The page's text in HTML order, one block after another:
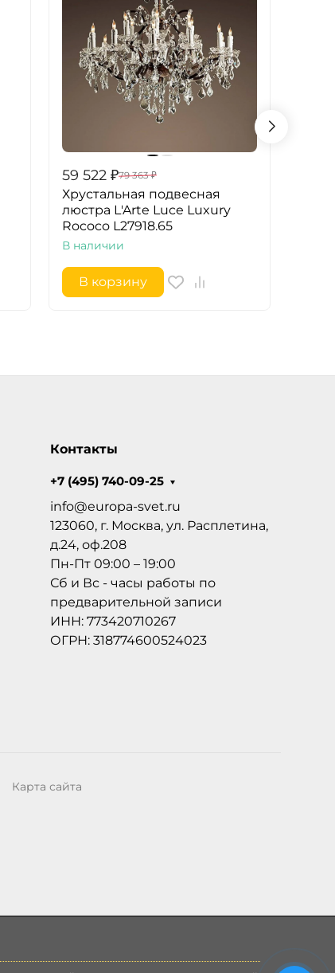
59 522 ₽79 363 ₽
Хрустальная подвесная
люстра L'Arte Luce Luxury
Rococo L27918.65
В наличии
В корзину
Контакты
+7 (495) 740-09-25
info@europa-svet.ru
123060, г. Москва, ул. Расплетина,
д.24, оф.208
Пн-Пт 09:00 – 19:00
Сб и Вс - часы работы по
предварительной записи
ИНН: 773420710267
ОГРН: 318774600524023
Карта сайта